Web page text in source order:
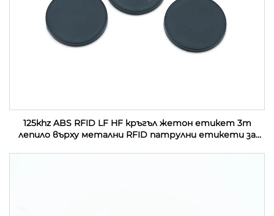
125khz ABS RFID LF HF кръгъл жетон етикет 3m
лепило върху метални RFID патрулни етикети за